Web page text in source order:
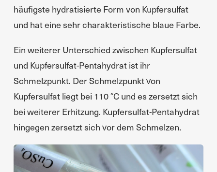
häufigste hydratisierte Form von Kupfersulfat
und hat eine sehr charakteristische blaue Farbe.
Ein weiterer Unterschied zwischen Kupfersulfat
und Kupfersulfat-Pentahydrat ist ihr
Schmelzpunkt. Der Schmelzpunkt von
Kupfersulfat liegt bei 110 °C und es zersetzt sich
bei weiterer Erhitzung. Kupfersulfat-Pentahydrat
hingegen zersetzt sich vor dem Schmelzen.